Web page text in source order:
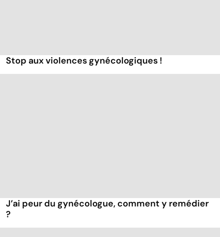
Stop aux violences gynécologiques !
J’ai peur du gynécologue, comment y remédier
?